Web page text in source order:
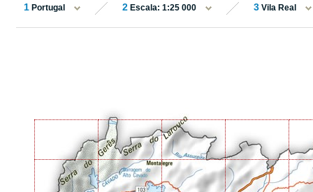
1 Portugal 2 Escala: 1:25 000 3 Vila Real